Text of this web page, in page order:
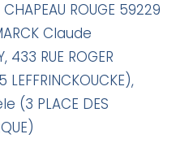
ROUGE 59229
Claude
433 RUE ROGER
LEFFRINCKOUCKE),
(3 PLACE DES